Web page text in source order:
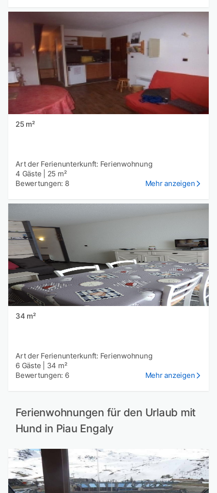
25 m²
Art der Ferienunterkunft: Ferienwohnung
4 Gäste
25 m²
Bewertungen: 8
Mehr anzeigen
34 m²
Art der Ferienunterkunft: Ferienwohnung
6 Gäste
34 m²
Bewertungen: 6
Mehr anzeigen
Ferienwohnungen für den Urlaub mit
Hund in Piau Engaly